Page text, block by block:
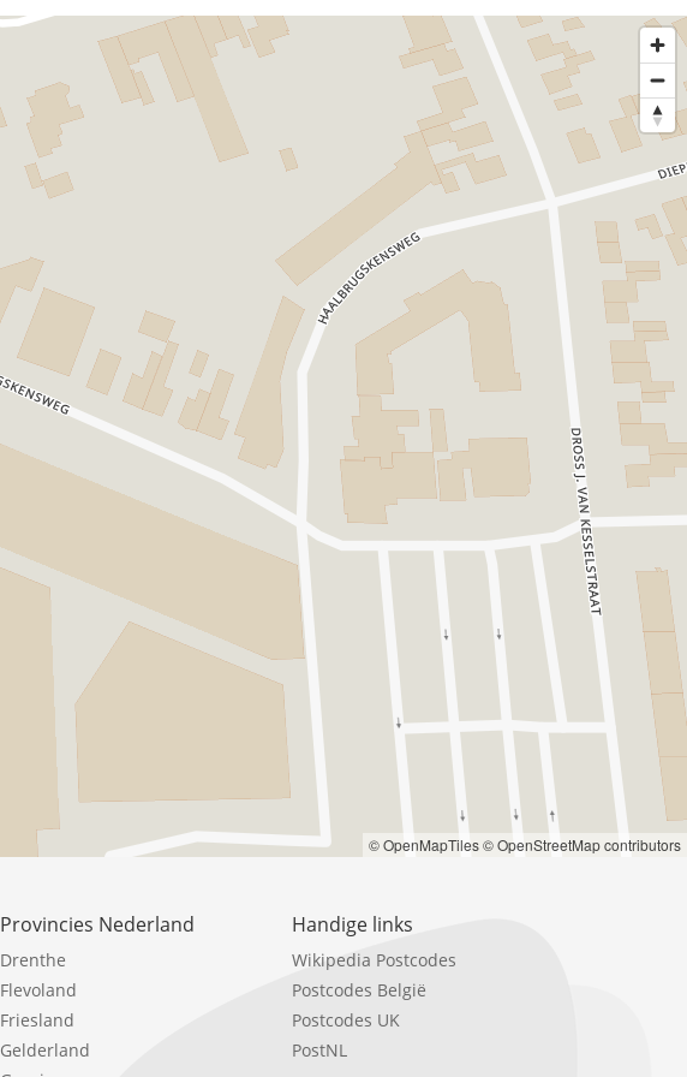
© OpenMapTiles© OpenStreetMap contributors
Provincies Nederland
Drenthe
Flevoland
Friesland
Gelderland
Handige links
Wikipedia Postcodes
Postcodes België
Postcodes UK
PostNL